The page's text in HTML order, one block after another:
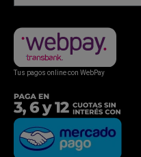
Tus pagos online con WebPay